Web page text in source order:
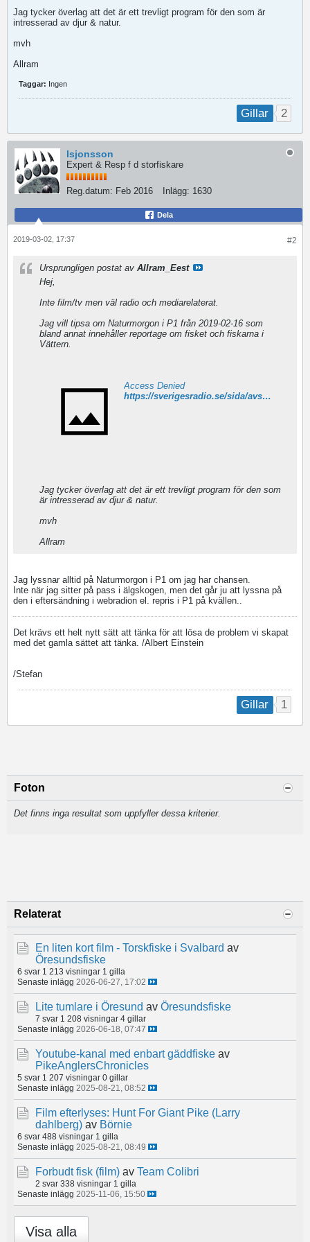
Jag tycker överlag att det är ett trevligt program för den som är
intresserad av djur & natur.
mvh
Allram
Taggar: Ingen
Gillar 2
lsjonsson
Expert & Resp f d storfiskare
Reg.datum: Feb 2016 Inlägg: 1630
Dela
#2
2019-03-02, 17:37
Ursprungligen postat av Allram_Eest
Hej,
Inte film/tv men väl radio och mediarelaterat.
Jag vill tipsa om Naturmorgon i P1 från 2019-02-16 som
bland annat innehåller reportage om fisket och fiskarna i
Vättern.
Access Denied
https://sverigesradio.se/sida/avsnitt/1234193?programid=1027
Jag tycker överlag att det är ett trevligt program för den som
är intresserad av djur & natur.
mvh
Allram
Jag lyssnar alltid på Naturmorgon i P1 om jag har chansen.
Inte när jag sitter på pass i älgskogen, men det går ju att lyssna på
den i eftersändning i webradion el. repris i P1 på kvällen..
Det krävs ett helt nytt sätt att tänka för att lösa de problem vi skapat
med det gamla sättet att tänka. /Albert Einstein
/Stefan
Gillar 1
Foton
Det finns inga resultat som uppfyller dessa kriterier.
Relaterat
En liten kort film - Torskfiske i Svalbard av
Öresundsfiske
6 svar 1 213 visningar 1 gilla
Senaste inlägg 2026-06-27, 17:02
Lite tumlare i Öresund av Öresundsfiske
7 svar 1 208 visningar 4 gillar
Senaste inlägg 2026-06-18, 07:47
Youtube-kanal med enbart gäddfiske av
PikeAnglersChronicles
5 svar 1 207 visningar 0 gillar
Senaste inlägg 2025-08-21, 08:52
Film efterlyses: Hunt For Giant Pike (Larry
dahlberg) av Börnie
6 svar 488 visningar 1 gilla
Senaste inlägg 2025-08-21, 08:49
Forbudt fisk (film) av Team Colibri
2 svar 338 visningar 1 gilla
Senaste inlägg 2025-11-06, 15:50
Visa alla